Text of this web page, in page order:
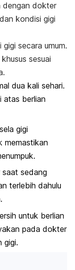
dengan dokter
kondisi gigi
secara umum.
sesuai
dua kali sehari.
atas berlian
gigi
memastikan
saat sedang
terlebih dahulu
untuk berlian
pada dokter
gigi.